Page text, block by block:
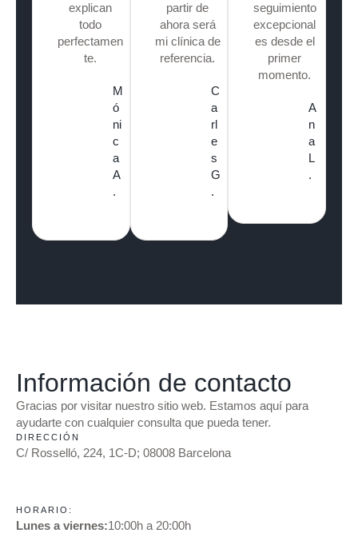
explican
todo
perfectamen
te.
M
ó
ni
c
a
A
.
partir de
ahora será
mi clínica de
referencia.
C
a
rl
e
s
G
.
seguimiento
excepcional
es desde el
primer
momento.
A
n
a
L
.
Información de contacto
Gracias por visitar nuestro sitio web. Estamos aquí para
ayudarte con cualquier consulta que pueda tener.
DIRECCIÓN
C/ Rosselló, 224, 1C-D; 08008 Barcelona
HORARIO:
Lunes a viernes:10:00h a 20:00h